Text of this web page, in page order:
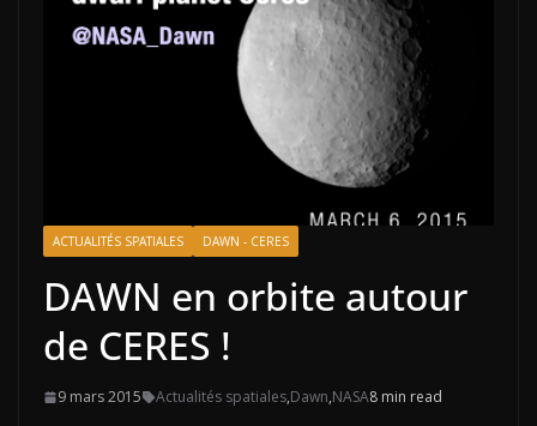
ACTUALITÉS SPATIALES DAWN - CERES
DAWN en orbite autour
de CERES !
9 mars 2015 Actualités spatiales,Dawn,NASA8 min read